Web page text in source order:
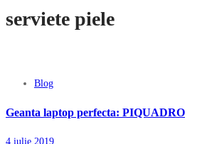
serviete piele
Blog
Geanta laptop perfecta: PIQUADRO
4 iulie 2019